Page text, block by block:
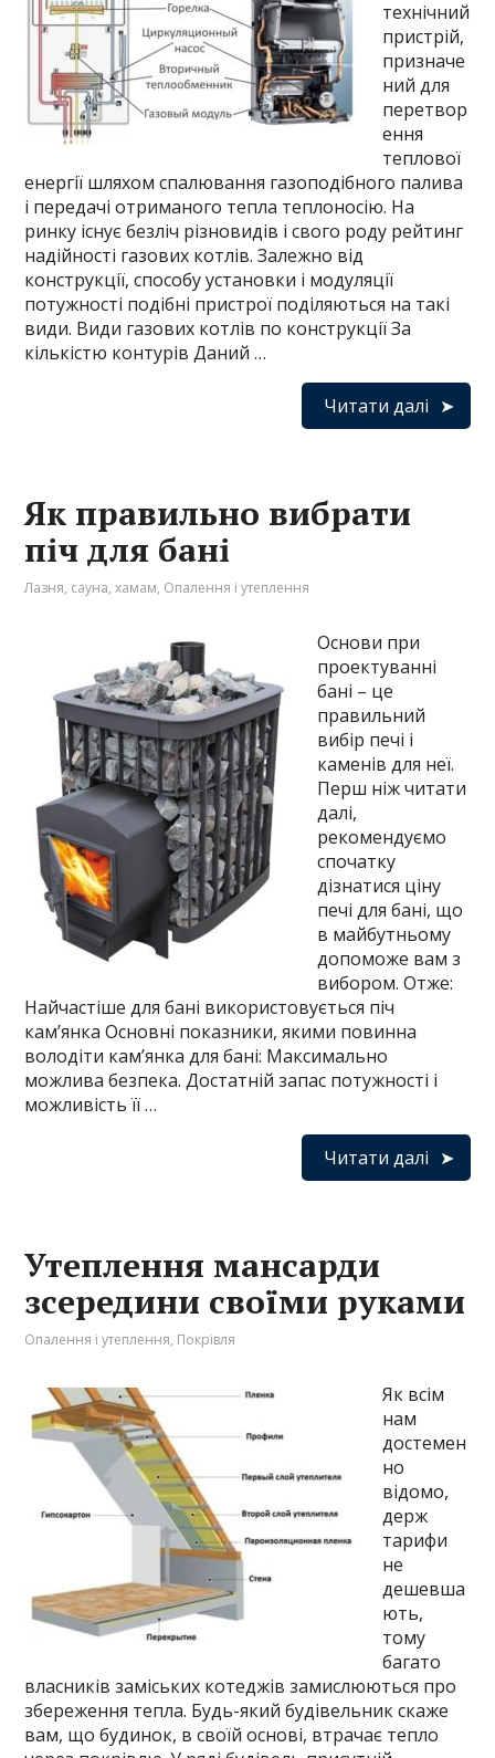
технічний
пристрій,
призначе
ний для
перетвор
ення
теплової
енергії шляхом спалювання газоподібного палива
і передачі отриманого тепла теплоносію. На
ринку існує безліч різновидів і свого роду рейтинг
надійності газових котлів. Залежно від
конструкції, способу установки і модуляції
потужності подібні пристрої поділяються на такі
види. Види газових котлів по конструкції За
кількістю контурів Даний …
Читати далі
Як правильно вибрати
піч для бані
Лазня, сауна, хамам, Опалення і утеплення
Основи при
проектуванні
бані – це
правильний
вибір печі і
каменів для неї.
Перш ніж читати
далі,
рекомендуємо
спочатку
дізнатися ціну
печі для бані, що
в майбутньому
допоможе вам з
вибором. Отже:
Найчастіше для бані використовується піч
кам’янка Основні показники, якими повинна
володіти кам’янка для бані: Максимально
можлива безпека. Достатній запас потужності і
можливість її …
Читати далі
Утеплення мансарди
зсередини своїми руками
Опалення і утеплення, Покрівля
Як всім
нам
достемен
но
відомо,
держ
тарифи
не
дешевша
ють,
тому
багато
власників заміських котеджів замислюються про
збереження тепла. Будь-який будівельник скаже
вам, що будинок, в своїй основі, втрачає тепло